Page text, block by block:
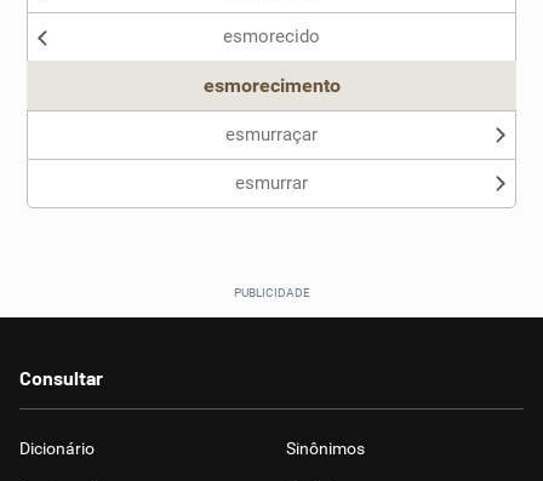
esmorecido
esmorecimento
esmurraçar
esmurrar
Consultar
Dicionário Sinônimos